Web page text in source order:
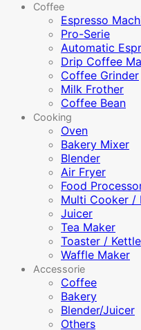
Coffee
Espresso
Pro-Serie
Automatic
Drip Coffee
Coffee Grinder
Milk Frother
Coffee Bean
Cooking
Oven
Bakery Mixer
Blender
Air Fryer
Food
Multi Cooker /
Juicer
Tea Maker
Toaster / Kettle
Waffle Maker
Accessorie
Coffee
Bakery
Blender/Juicer
Others